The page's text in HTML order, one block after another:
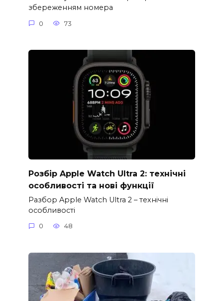
збереженням номера
0 73
Розбір Apple Watch Ultra 2: технічні
особливості та нові функції
Разбор Apple Watch Ultra 2 – технічні
особливості
0 48